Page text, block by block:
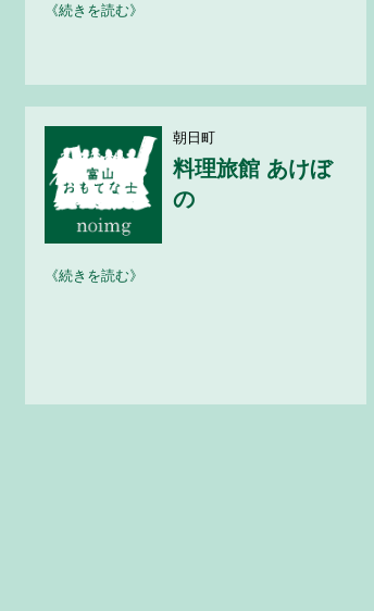
《続きを読む》
朝日町
料理旅館 あけぼ
の
《続きを読む》